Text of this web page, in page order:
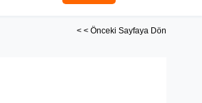
< < Önceki Sayfaya Dön